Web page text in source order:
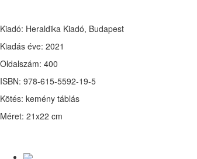
Kiadó: Heraldika Kiadó, Budapest
Kiadás éve: 2021
Oldalszám: 400
ISBN: 978-615-5592-19-5
Kötés: kemény táblás
Méret: 21x22 cm